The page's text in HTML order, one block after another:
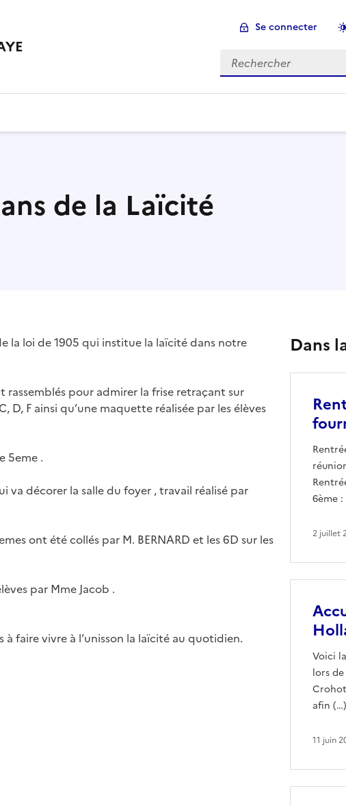
Se connecter
Rechercher :
de la Laïcité
la loi de 1905 qui institue la laïcité dans notre
pour admirer la frise retraçant sur
D, F ainsi qu’une maquette réalisée par les élèves
5eme .
décorer la salle du foyer , travail réalisé par
ont été collés par M. BERNARD et les 6D sur les
par Mme Jacob .
à faire vivre à l’unisson la laïcité au quotidien.
Dans
6ème
2 juillet
Voici
lors
afin (…)
11 juin